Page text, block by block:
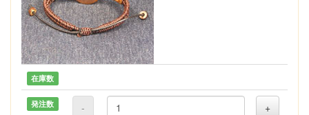
在庫数
発注数 - +